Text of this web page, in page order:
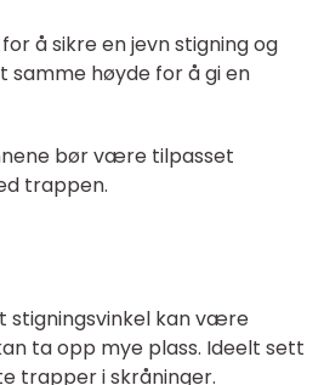
å sikre en jevn stigning og
samme høyde for å gi en
bør være tilpasset
trappen.
stigningsvinkel kan være
ta opp mye plass. Ideelt sett
trapper i skråninger.